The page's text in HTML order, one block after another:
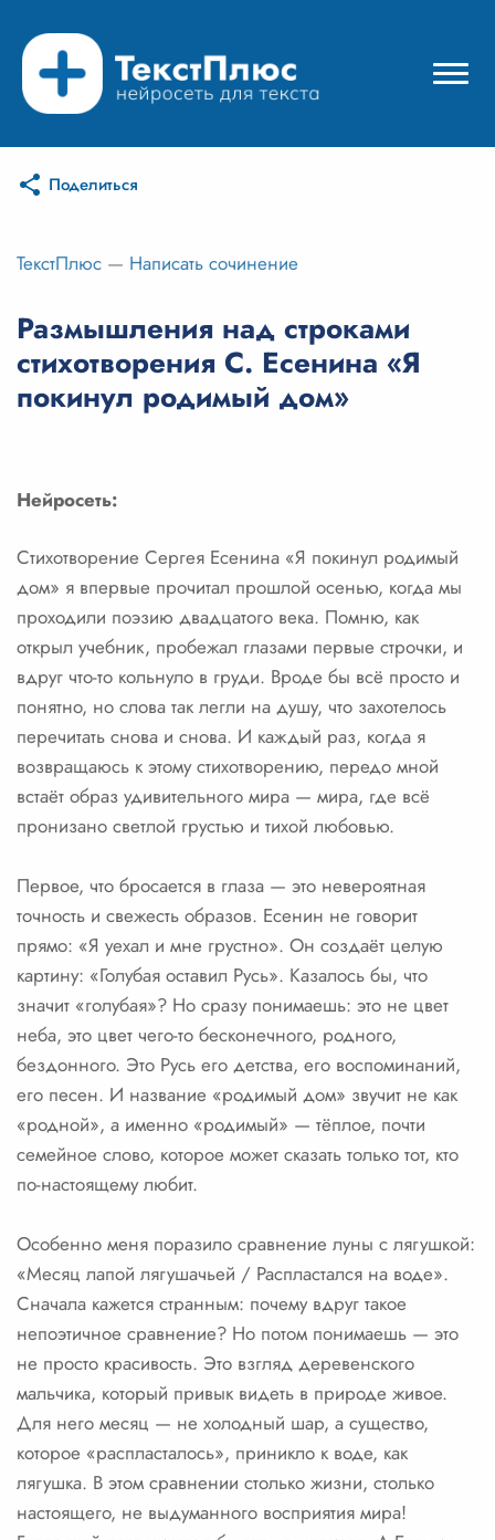
Режимы нейросети
Цены
Вход
Вход с Telegram
Поделиться
ТекстПлюс — Написать сочинение
Размышления над строками
стихотворения С. Есенина «Я
покинул родимый дом»
Нейросеть:
Стихотворение Сергея Есенина «Я покинул родимый
дом» я впервые прочитал прошлой осенью, когда мы
проходили поэзию двадцатого века. Помню, как
открыл учебник, пробежал глазами первые строчки, и
вдруг что-то кольнуло в груди. Вроде бы всё просто и
понятно, но слова так легли на душу, что захотелось
перечитать снова и снова. И каждый раз, когда я
возвращаюсь к этому стихотворению, передо мной
встаёт образ удивительного мира — мира, где всё
пронизано светлой грустью и тихой любовью.
Первое, что бросается в глаза — это невероятная
точность и свежесть образов. Есенин не говорит
прямо: «Я уехал и мне грустно». Он создаёт целую
картину: «Голубая оставил Русь». Казалось бы, что
значит «голубая»? Но сразу понимаешь: это не цвет
неба, это цвет чего-то бесконечного, родного,
бездонного. Это Русь его детства, его воспоминаний,
его песен. И название «родимый дом» звучит не как
«родной», а именно «родимый» — тёплое, почти
семейное слово, которое может сказать только тот, кто
по-настоящему любит.
Особенно меня поразило сравнение луны с лягушкой:
«Месяц лапой лягушачьей / Распластался на воде».
Сначала кажется странным: почему вдруг такое
непоэтичное сравнение? Но потом понимаешь — это
не просто красивость. Это взгляд деревенского
мальчика, который привык видеть в природе живое.
Для него месяц — не холодный шар, а существо,
которое «распласталось», приникло к воде, как
лягушка. В этом сравнении столько жизни, столько
настоящего, не выдуманного восприятия мира!